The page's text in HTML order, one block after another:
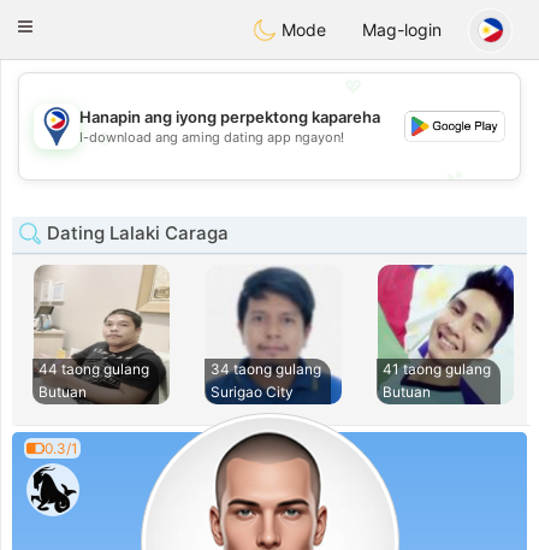
PhilippinesChat
Toggle
Mode Mag-login
💖
💕
Hanapin ang iyong perpektong kapareha
I-download ang aming dating app ngayon!
Dating Lalaki Caraga
44 taong gulang
Butuan
34 taong gulang
Surigao City
41 taong gulang
Butuan
0.3/1